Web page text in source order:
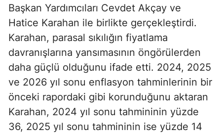
Başkan Yardımcıları Cevdet Akçay ve
Hatice Karahan ile birlikte gerçekleştirdi.
Karahan, parasal sıkılığın fiyatlama
davranışlarına yansımasının öngörülerden
daha güçlü olduğunu ifade etti. 2024, 2025
ve 2026 yıl sonu enflasyon tahminlerinin bir
önceki rapordaki gibi korunduğunu aktaran
Karahan, 2024 yıl sonu tahmininin yüzde
36, 2025 yıl sonu tahmininin ise yüzde 14